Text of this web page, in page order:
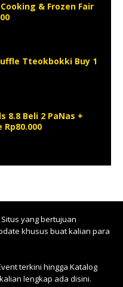
& Frozen Fair
Tteokbokki Buy 1
8.8 Beli 2 PaNas +
yang bertujuan
khusus buat kalian para
terkini hingga Katalog
lengkap ada disini.